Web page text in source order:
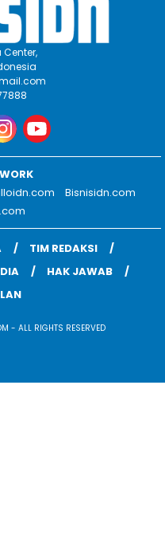
Bisnisidn.com
TIM REDAKSI
HAK JAWAB
- ALL RIGHTS RESERVED